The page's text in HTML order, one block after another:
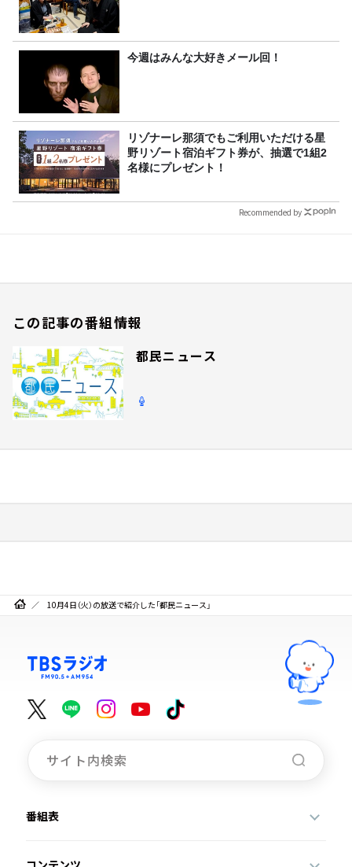
今週はみんな大好きメール回！
リゾナーレ那須でもご利用いただける星
野リゾート宿泊ギフト券が、抽選で1組2
名様にプレゼント！
Recommended by
この記事の番組情報
都民ニュース
10月4日（火）の放送で紹介した「都民ニュース」
番組表